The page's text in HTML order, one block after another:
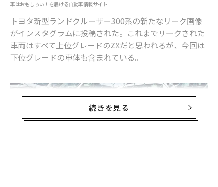
車はおもしろい！を届ける自動車情報サイト
トヨタ新型ランドクルーザー300系の新たなリーク画像
がインスタグラムに投稿された。これまでリークされた
車両はすべて上位グレードのZXだと思われるが、今回は
下位グレードの車体も含まれている。
続きを見る